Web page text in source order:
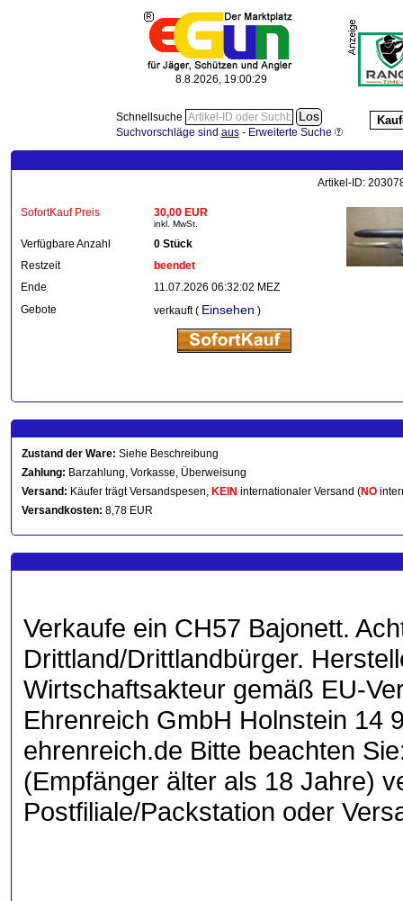
8.8.2026, 19:00:30
Schnellsuche
Suchvorschläge sind aus- Erweiterte Suche
Artikel-ID:
SofortKauf Preis 30,00 EUR
inkl. MwSt.
Verfügbare Anzahl
0 Stück
Restzeit
beendet
Ende
11.07.2026 06:32:02 MEZ
Gebote
verkauft ( Einsehen )
Zustand der Ware: Siehe Beschreibung
Zahlung: Barzahlung, Vorkasse, Überweisung
Versand: Käufer trägt Versandspesen, KEIN internationaler Versand (NO
Versandkosten: 8,78 EUR
Verkaufe ein CH57 Bajonett.
Drittland/Drittlandbürger.
Wirtschaftsakteur gemäß EU-
Ehrenreich GmbH Holnstein 14
ehrenreich.de Bitte beachten
(Empfänger älter als 18 Jahre)
Postfiliale/Packstation oder